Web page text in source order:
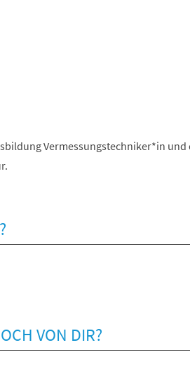
Vermessungstechniker*in
VON DIR?